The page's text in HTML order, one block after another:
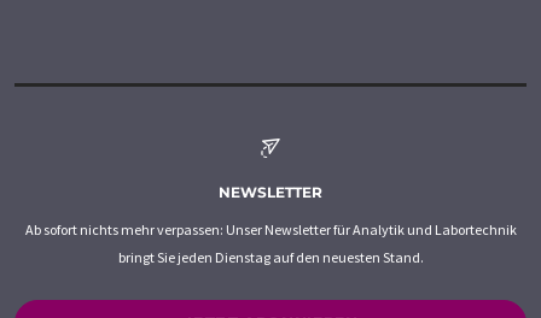
NEWSLETTER
Ab sofort nichts mehr verpassen: Unser Newsletter für Analytik und Labortechnik
bringt Sie jeden Dienstag auf den neuesten Stand.